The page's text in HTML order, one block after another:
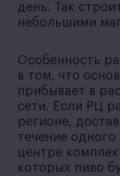
день. Так
небольшими
Особенность
в том, что
прибывает в
сети. Если РЦ
регионе,
течение
центре
которых пиво